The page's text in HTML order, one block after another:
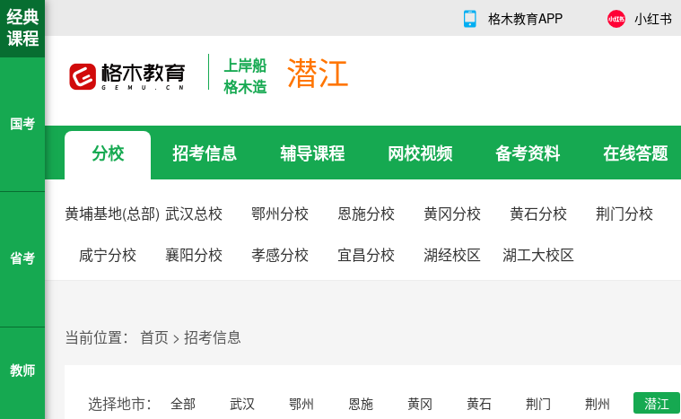
格木教育APP 小红书
上岸船
格木造
潜江
分校 招考信息 辅导课程 网校视频 备考资料 在线答题
黄埔基地(总部) 武汉总校 鄂州分校 恩施分校 黄冈分校 黄石分校 荆门分校
咸宁分校
襄阳分校 孝感分校 宜昌分校 湖经校区 湖工大校区
经典
课程
国考
省考
教师
当前位置： 首页 > 招考信息
选择地市： 全部 武汉 鄂州 恩施 黄冈 黄石 荆门 荆州 潜江